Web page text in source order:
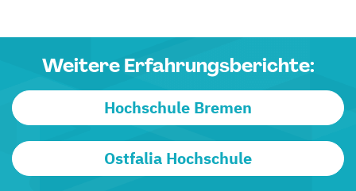
Weitere Erfahrungsberichte:
Hochschule Bremen
Ostfalia Hochschule